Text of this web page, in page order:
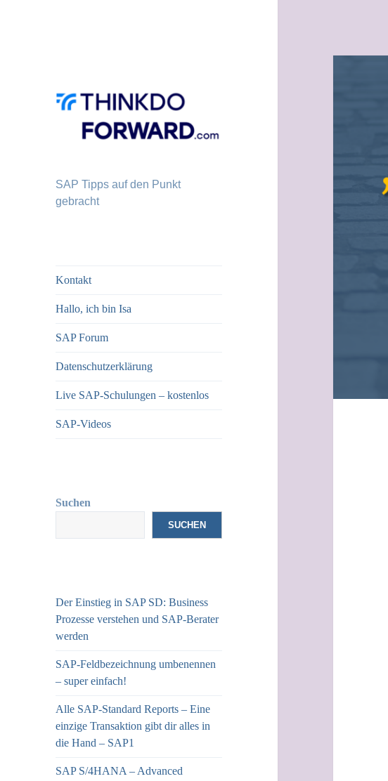
SAP Tipps auf den Punkt
gebracht
Kontakt
Hallo, ich bin Isa
SAP Forum
Datenschutzerklärung
Live SAP-Schulungen – kostenlos
SAP-Videos
Suchen
SUCHEN
Der Einstieg in SAP SD: Business
Prozesse verstehen und SAP-Berater
werden
SAP-Feldbezeichnung umbenennen
– super einfach!
Alle SAP-Standard Reports – Eine
einzige Transaktion gibt dir alles in
die Hand – SAP1
SAP S/4HANA – Advanced